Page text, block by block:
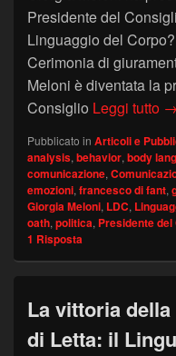
Presidente del
Linguaggio del
Cerimonia di
Meloni è diventata la
Consiglio Leggi tutto Il
→
Pubblicato in Articoli e
analysis,behavior,body
comunicazione,
emozioni,francesco di fant,
Giorgia Meloni, LDC,
oath,politica, Presidente
1 Risposta
La vittoria
di Letta: il